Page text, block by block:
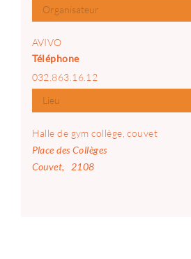
Lieu
Halle de gym collège, couvet
Place des Collèges
Couvet, 2108
Organisateur
AVIVO
Téléphone
032.863.16.12